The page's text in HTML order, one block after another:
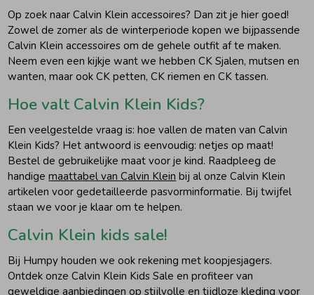
Op zoek naar Calvin Klein accessoires? Dan zit je hier goed!
Zowel de zomer als de winterperiode kopen we bijpassende
Calvin Klein accessoires om de gehele outfit af te maken.
Neem even een kijkje want we hebben CK Sjalen, mutsen en
wanten, maar ook CK petten, CK riemen en CK tassen.
Hoe valt Calvin Klein Kids?
Een veelgestelde vraag is: hoe vallen de maten van Calvin
Klein Kids? Het antwoord is eenvoudig: netjes op maat!
Bestel de gebruikelijke maat voor je kind. Raadpleeg de
handigemaattabel van Calvin Klein bij al onze Calvin Klein
artikelen voor gedetailleerde pasvorminformatie. Bij twijfel
staan we voor je klaar om te helpen.
Calvin Klein kids sale!
Bij Humpy houden we ook rekening met koopjesjagers.
Ontdek onze Calvin Klein Kids Sale en profiteer van
geweldige aanbiedingen op stijlvolle en tijdloze kleding voor